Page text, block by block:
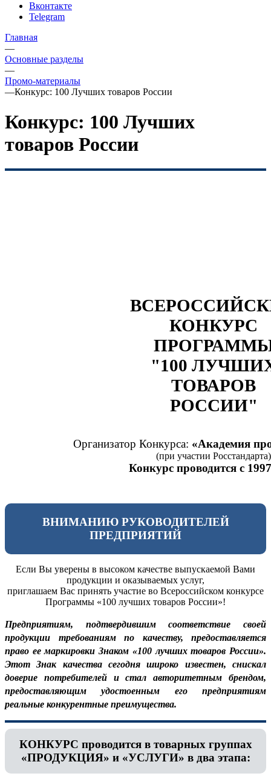
Вконтакте
Telegram
Главная
—
Основные разделы
—
Промо-материалы
—Конкурс: 100 Лучших товаров России
Конкурс: 100 Лучших
товаров России
КОНКУРС
"100
ТОВАРОВ
РОССИИ"
Организатор Конкурса: «Академия
(при участии Росстандарта)
Конкурс проводится с
ВНИМАНИЮ РУКОВОДИТЕЛЕЙ
ПРЕДПРИЯТИЙ
Если Вы уверены в высоком качестве выпускаемой Вами
продукции и оказываемых услуг,
приглашаем Вас принять участие во Всероссийском конкурсе
Программы «100 лучших товаров России»!
Предприятиям, подтвердившим соответствие своей
продукции требованиям по качеству, предоставляется
право ее маркировки Знаком «100 лучших товаров России».
Этот Знак качества сегодня широко известен, снискал
доверие потребителей и стал авторитетным брендом,
предоставляющим удостоенным его предприятиям
реальные конкурентные преимущества.
КОНКУРС проводится в товарных группах
«ПРОДУКЦИЯ» и «УСЛУГИ» в два этапа: